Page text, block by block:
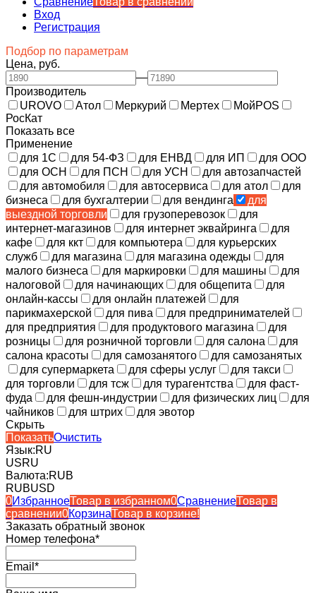
Вход
Регистрация
Подбор по параметрам
Цена, руб.
—
Производитель
UROVO
Атол Меркурий Мертех
МойPOS
РосКат
Показать все
Применение
для 1С
для 54-ФЗ для ЕНВД для ИП
для ООО
для ОСН
для ПСН для УСН
для автозапчастей
для автомобиля
для автосервиса для атол
для
бизнеса
для бухгалтерии для вендинга
для
выездной торговли
для грузоперевозок
для
интернет-магазинов
для интернет эквайринга
для
кафе
для ккт для компьютера
для курьерских
служб
для магазина для магазина одежды
для
малого бизнеса
для маркировки для машины
для
налоговой
для начинающих для общепита
для
онлайн-кассы
для онлайн платежей
для
парикмахерской
для пива
для предпринимателей
для предприятия
для продуктового магазина
для
розницы
для розничной торговли для салона
для
салона красоты
для самозанятого
для самозанятых
для супермаркета
для сферы услуг
для такси
для торговли
для тсж для турагентства
для фаст-
фуда
для фешн-индустрии для физических лиц
для
чайников
для штрих
для эвотор
Скрыть
ПоказатьОчистить
Язык:RU
USRU
Валюта:RUB
RUBUSD
0ИзбранноеТовар в избранном0СравнениеТовар в
сравнении0КорзинаТовар в корзине!
Заказать обратный звонок
Номер телефона*
Email*